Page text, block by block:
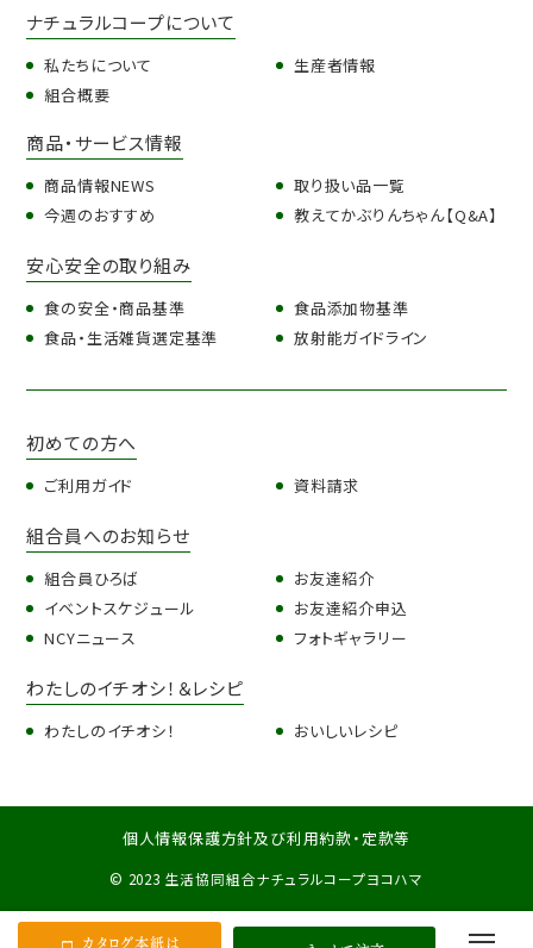
ナチュラルコープについて
私たちについて
組合概要
生産者情報
商品・サービス情報
商品情報NEWS
今週のおすすめ
取り扱い品一覧
教えてかぶりんちゃん【Q&A】
安心安全の取り組み
食の安全・商品基準
食品・生活雑貨選定基準
食品添加物基準
放射能ガイドライン
初めての方へ
ご利用ガイド 資料請求
組合員へのお知らせ
組合員ひろば
イベントスケジュール
NCYニュース
お友達紹介
お友達紹介申込
フォトギャラリー
わたしのイチオシ！＆レシピ
わたしのイチオシ！ おいしいレシピ
個人情報保護方針及び利用約款・定款等
© 2023 生活協同組合ナチュラルコープヨコハマ
カタログ本紙は